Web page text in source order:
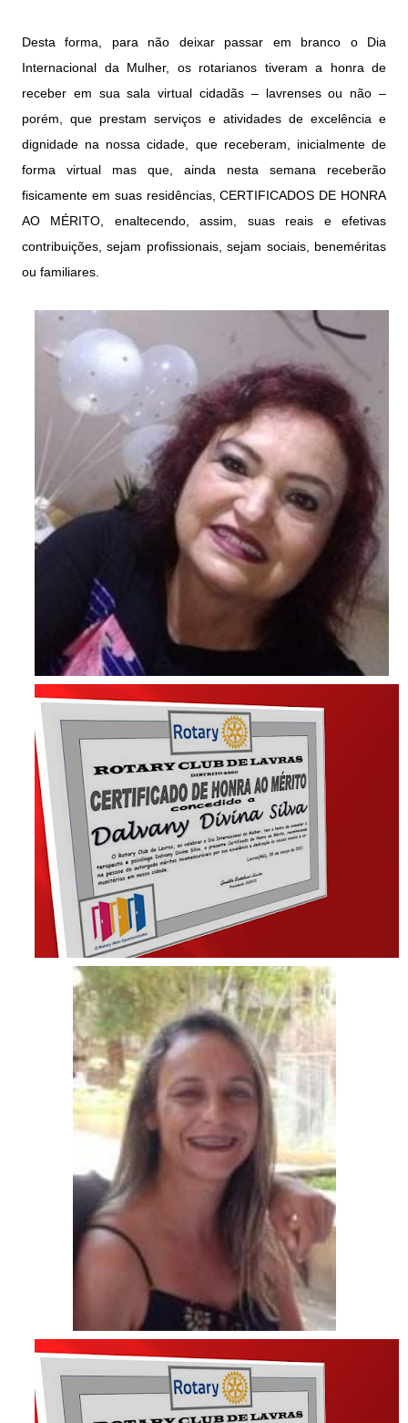
Desta forma, para não deixar passar em branco o Dia
Internacional da Mulher, os rotarianos tiveram a honra de
receber em sua sala virtual cidadãs – lavrenses ou não –
porém, que prestam serviços e atividades de excelência e
dignidade na nossa cidade, que receberam, inicialmente de
forma virtual mas que, ainda nesta semana receberão
fisicamente em suas residências, CERTIFICADOS DE HONRA
AO MÉRITO, enaltecendo, assim, suas reais e efetivas
contribuições, sejam profissionais, sejam sociais, beneméritas
ou familiares.